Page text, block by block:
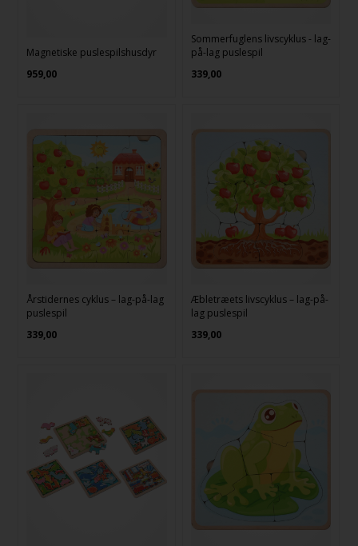
Magnetiske puslespilshusdyr
959,00
Sommerfuglens livscyklus - lag-
på-lag puslespil
339,00
Årstidernes cyklus – lag-på-lag
puslespil
339,00
Æbletræets livscyklus – lag-på-
lag puslespil
339,00